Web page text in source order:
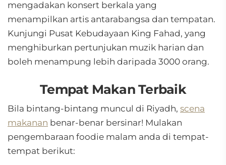
mengadakan konsert berkala yang
menampilkan artis antarabangsa dan tempatan.
Kunjungi Pusat Kebudayaan King Fahad, yang
menghiburkan pertunjukan muzik harian dan
boleh menampung lebih daripada 3000 orang.
Tempat Makan Terbaik
Bila bintang-bintang muncul di Riyadh, scena
makanan benar-benar bersinar! Mulakan
pengembaraan foodie malam anda di tempat-
tempat berikut: